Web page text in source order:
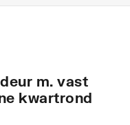
m. vast
kwartrond